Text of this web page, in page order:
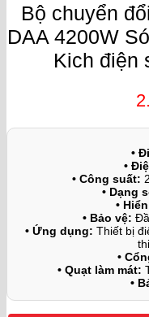
Bộ chuyển
DAA 4200W
Kich điện
•
•
• Công suất:
• Dạng
•
• Bảo vệ:
• Ứng dụng: Thiết bị
•
• Quạt làm mát:
•